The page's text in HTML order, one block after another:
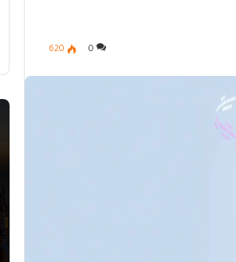
0
620